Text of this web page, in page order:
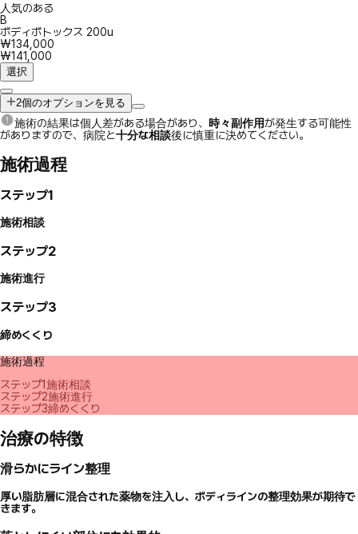
人気のある
B
ボディボトックス 200u
₩134,000
₩141,000
選択
2個のオプションを見る
施術の結果は個人差がある場合があり、 時々副作用が発生する可能性
がありますので、病院と十分な相談後に慎重に決めてください。
施術過程
ステップ1
施術相談
ステップ2
施術進行
ステップ3
締めくくり
施術過程
ステップ1施術相談
ステップ2施術進行
ステップ3締めくくり
治療の特徴
滑らかにライン整理
厚い脂肪層に混合された薬物を注入し、ボディラインの整理効果が期待で
きます。